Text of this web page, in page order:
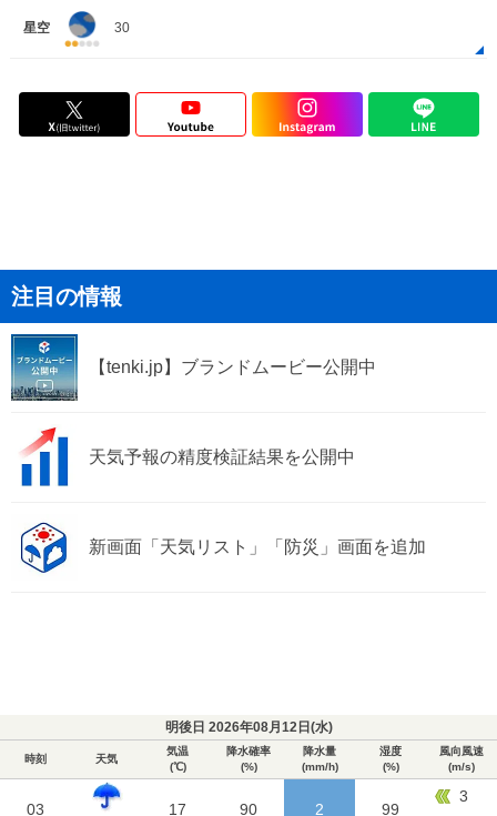
星空 30
注目の情報
【tenki.jp】ブランドムービー公開中
天気予報の精度検証結果を公開中
新画面「天気リスト」「防災」画面を追加
明後日 2026年08月12日(水)
時刻 天気
気温
(℃)
降水確率
(%)
降水量
(mm/h)
湿度
(%)
風向風速
(m/s)
03 17 90 2 99
3